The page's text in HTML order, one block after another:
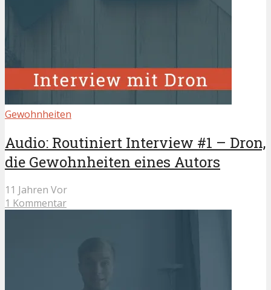
Gewohnheiten
Audio: Routiniert Interview #1 – Dron,
die Gewohnheiten eines Autors
11 Jahren Vor
1 Kommentar